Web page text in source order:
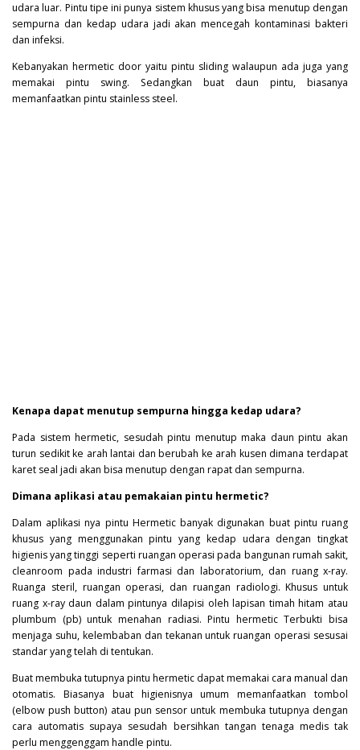
udara luar. Pintu tipe ini punya sistem khusus yang bisa menutup dengan
sempurna dan kedap udara jadi akan mencegah kontaminasi bakteri
dan infeksi.
Kebanyakan hermetic door yaitu pintu sliding walaupun ada juga yang
memakai pintu swing. Sedangkan buat daun pintu, biasanya
memanfaatkan pintu stainless steel.
Kenapa dapat menutup sempurna hingga kedap udara?
Pada sistem hermetic, sesudah pintu menutup maka daun pintu akan
turun sedikit ke arah lantai dan berubah ke arah kusen dimana terdapat
karet seal jadi akan bisa menutup dengan rapat dan sempurna.
Dimana aplikasi atau pemakaian pintu hermetic?
Dalam aplikasi nya pintu Hermeticbanyak digunakan buat pintu ruang
khusus yang menggunakan pintu yang kedap udara dengan tingkat
higienis yang tinggi seperti ruangan operasi pada bangunan rumah sakit,
cleanroom pada industri farmasi dan laboratorium, dan ruang x-ray.
Ruanga steril, ruangan operasi, dan ruangan radiologi. Khusus untuk
ruang x-ray daun dalam pintunya dilapisi oleh lapisan timah hitam atau
plumbum (pb) untuk menahan radiasi. Pintu hermetic Terbukti bisa
menjaga suhu, kelembaban dan tekanan untuk ruangan operasi sesusai
standar yang telah di tentukan.
Buat membuka tutupnya pintu hermetic dapat memakai cara manual dan
otomatis. Biasanya buat higienisnya umum memanfaatkan tombol
(elbow push button) atau pun sensor untuk membuka tutupnya dengan
cara automatis supaya sesudah bersihkan tangan tenaga medis tak
perlu menggenggam handle pintu.